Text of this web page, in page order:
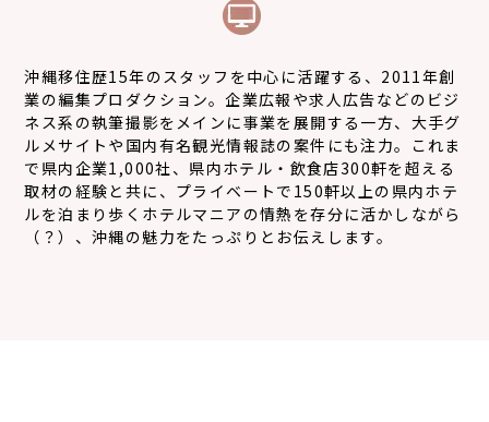
沖縄移住歴15年のスタッフを中心に活躍する、2011年創
業の編集プロダクション。企業広報や求人広告などのビジ
ネス系の執筆撮影をメインに事業を展開する一方、大手グ
ルメサイトや国内有名観光情報誌の案件にも注力。これま
で県内企業1,000社、県内ホテル・飲食店300軒を超える
取材の経験と共に、プライベートで150軒以上の県内ホテ
ルを泊まり歩くホテルマニアの情熱を存分に活かしながら
（？）、沖縄の魅力をたっぷりとお伝えします。